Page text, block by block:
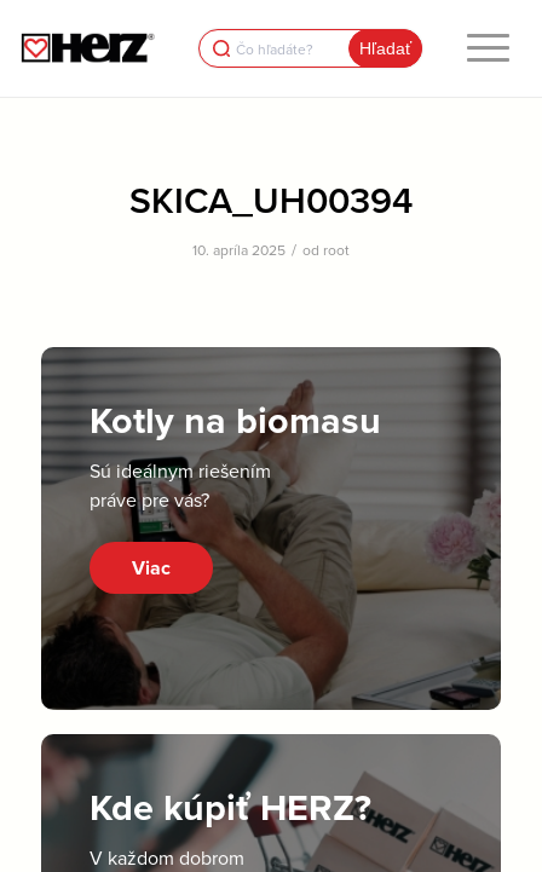
Search
for:
SKICA_UH00394
10. apríla 2025 / od root
Kotly na biomasu
Sú ideálnym riešením
práve pre vás?
Viac
Kde kúpiť HERZ?
V každom dobrom